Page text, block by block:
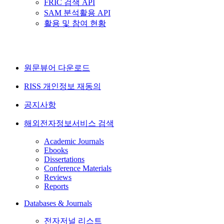
FRIC 검색 API
SAM 분석활용 API
활용 및 참여 현황
원문뷰어 다운로드
RISS 개인정보 재동의
공지사항
해외전자정보서비스 검색
Academic Journals
Ebooks
Dissertations
Conference Materials
Reviews
Reports
Databases & Journals
전자저널 리스트